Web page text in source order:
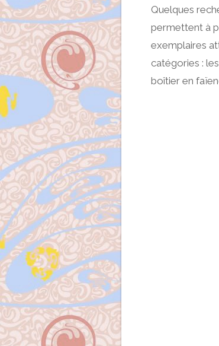
Quelques
permettent à
exemplaires
catégories :
boîtier en